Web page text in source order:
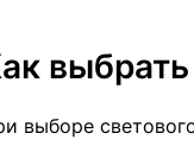
выборе